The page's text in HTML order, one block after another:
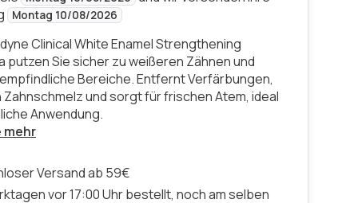
Montag 10/08/2026
Clinical White Enamel Strengthening
putzen Sie sicher zu weißeren Zähnen und
Bereiche. Entfernt Verfärbungen,
und sorgt für frischen Atem, ideal
Anwendung.
mehr
Versand ab 59€
vor 17:00 Uhr bestellt, noch am selben